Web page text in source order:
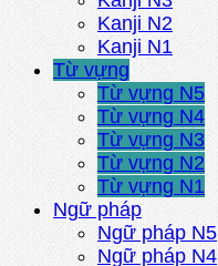
Kanji N2
Kanji N1
Từ vựng
Từ vựng N5
Từ vựng N4
Từ vựng N3
Từ vựng N2
Từ vựng N1
Ngữ pháp
Ngữ pháp N5
Ngữ pháp N4